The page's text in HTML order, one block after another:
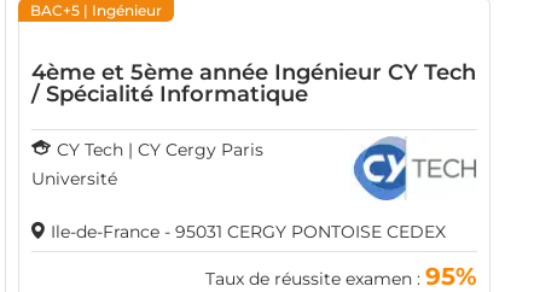
BAC+5| Ingénieur
4ème et 5ème année Ingénieur CY Tech
/ Spécialité Informatique
CY Tech | CY Cergy Paris
Université
Ile-de-France - 95031 CERGY PONTOISE CEDEX
Taux de réussite examen : 95%